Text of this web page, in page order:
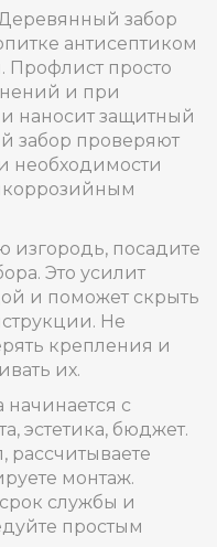
забор
антисептиком
Профлист просто
и при
наносит защитный
забор проверяют
необходимости
изгородь, посадите
Это усилит
и поможет скрыть
Не
крепления и
их.
с
эстетика, бюджет.
рассчитываете
монтаж.
службы и
простым